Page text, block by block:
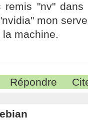
remis "nv"
mon
machine.
Répondre